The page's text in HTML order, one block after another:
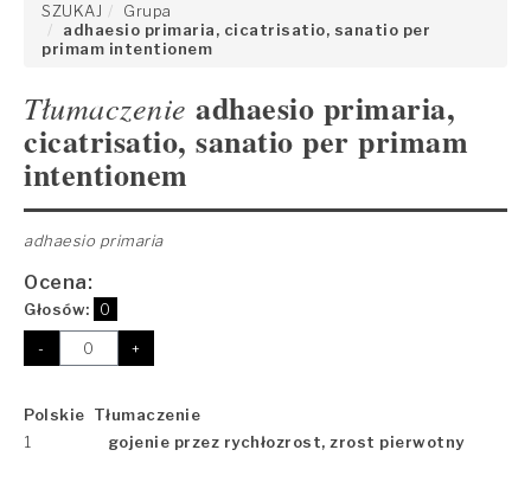
SZUKAJ
Grupa
adhaesio primaria, cicatrisatio, sanatio per
primam intentionem
Tłumaczenie adhaesio primaria,
cicatrisatio, sanatio per primam
intentionem
adhaesio primaria
Ocena:
Głosów: 0
- +
Polskie Tłumaczenie
1
gojenie przez rychłozrost, zrost pierwotny